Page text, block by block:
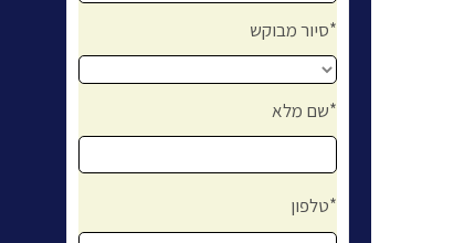
סיור מבוקש*
שם מלא*
טלפון*